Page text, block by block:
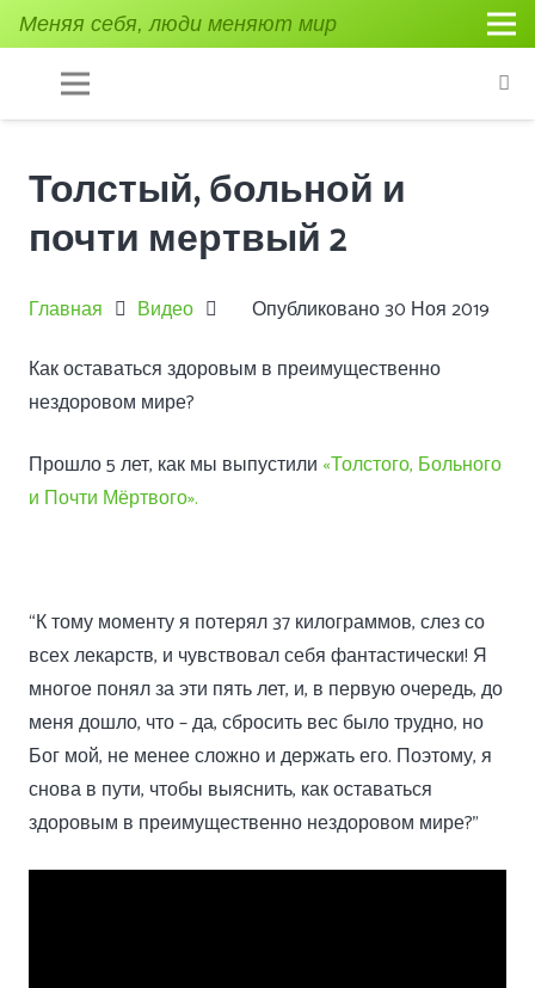
Меняя себя, люди меняют мир
Толстый, больной и
почти мертвый 2
Главная Видео Опубликовано30 Ноя 2019
Как оставаться здоровым в преимущественно
нездоровом мире?
Прошло 5 лет, как мы выпустили «Толстого, Больного
и Почти Мёртвого».
“К тому моменту я потерял 37 килограммов, слез со
всех лекарств, и чувствовал себя фантастически! Я
многое понял за эти пять лет, и, в первую очередь, до
меня дошло, что – да, сбросить вес было трудно, но
Бог мой, не менее сложно и держать его. Поэтому, я
снова в пути, чтобы выяснить, как оставаться
здоровым в преимущественно нездоровом мире?”